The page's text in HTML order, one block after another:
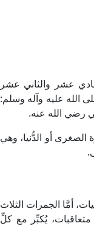
عشر والثاني عشر
الله عليه وآله وسلم:
رضي الله عنه.
أو الدُّنيا، وهي
أمَّا الجمرات الثلاث
يُكبِّر مع كلِّ